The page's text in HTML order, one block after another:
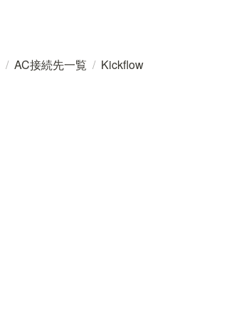
/ AC接続先一覧 / Kickflow